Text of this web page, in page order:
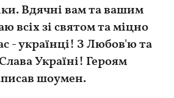
Вдячні вам та вашим
всіх зі святом та міцно
- українці! З Любов'ю та
Україні! Героям
шоумен.